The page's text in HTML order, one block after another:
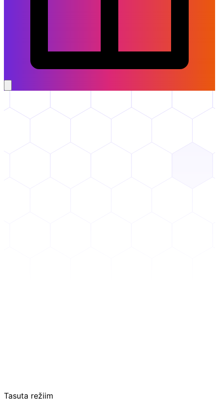
Tasuta režiim